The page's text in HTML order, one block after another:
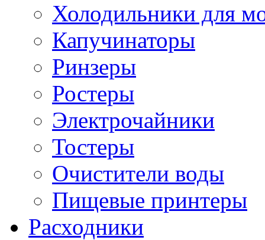
Холодильники для
Капучинаторы
Ринзеры
Ростеры
Электрочайники
Тостеры
Очистители воды
Пищевые принтеры
Расходники